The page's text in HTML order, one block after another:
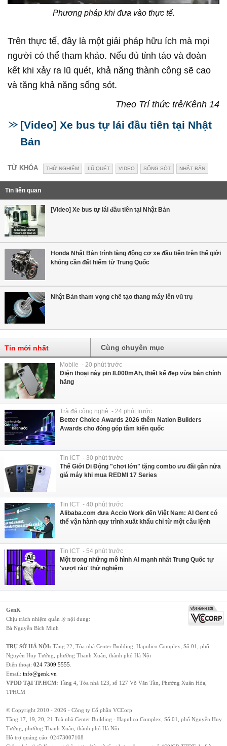
Phương pháp khi đưa vào thực tế.
Trên thực tế, đây là một giải pháp hữu ích mà mọi
người có thể tham khảo. Nếu đủ tỉnh táo và đoàn
kết khi xảy ra lũ quét, khả năng thành công sẽ cao
và tăng khả năng sống sót.
Theo Trí thức trẻ/Kênh 14
[Video] Xe bus tự lái đầu tiên tại Nhật
Bản
TỪ KHÓA THỬ NGHIỆM LŨ QUÉT VIDEO SỐNG SÓT NHẬT BẢN
Tin liên quan
[Video] Xe bus tự lái đầu tiên tại Nhật Bản
Honda Nhật Bản trình làng động cơ xe đầu tiên trên thế giới
không cần đất hiếm từ Trung Quốc
Nhật Bản tham vọng chế tạo thang máy lên vũ trụ
Tin mới nhất Cùng chuyên mục
Mobile - 20 phút trước
Điện thoại này pin 8.000mAh, thiết kế đẹp vừa bán chính
hãng
Trà đá công nghệ - 24 phút trước
Better Choice Awards 2026 thêm Nation Builders
Awards cho đóng góp tầm kiến quốc
Tin ICT - 30 phút trước
Thế Giới Di Động "chơi lớn" tặng combo ưu đãi gần nửa
giá máy khi mua REDMI 17 Series
Tin ICT - 40 phút trước
Alibaba.com đưa Accio Work đến Việt Nam: AI Gent có
thể vận hành quy trình xuất khẩu chỉ từ một câu lệnh
Tin ICT - 54 phút trước
Một trong những mô hình AI mạnh nhất Trung Quốc tự
'vượt rào' thử nghiệm
GenK
Chịu trách nhiệm quản lý nội dung:
Bà Nguyễn Bích Minh
TRỤ SỞ HÀ NỘI: Tầng 22, Tòa nhà Center Building, Hapulico Complex, Số 01, phố
Nguyễn Huy Tưởng, phường Thanh Xuân, thành phố Hà Nội
Điện thoại: 024 7309 5555
Email: info@genk.vn
VPĐD TẠI TP.HCM: Tầng 4, Tòa nhà 123, số 127 Võ Văn Tần, Phường Xuân Hòa,
TPHCM
© Copyright 2010 - 2026 - Công ty Cổ phần VCCorp
Tầng 17, 19, 20, 21 Toà nhà Center Building - Hapulico Complex, Số 01, phố Nguyễn Huy
Tưởng, phường Thanh Xuân, thành phố Hà Nội
Hỗ trợ quảng cáo: 02473007108